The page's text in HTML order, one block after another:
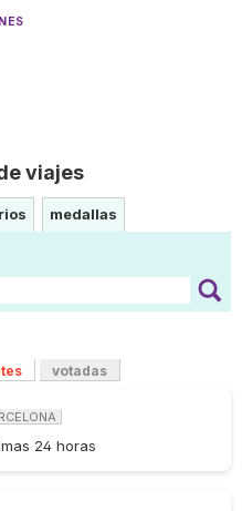
viajes
medallas
votadas
24 horas